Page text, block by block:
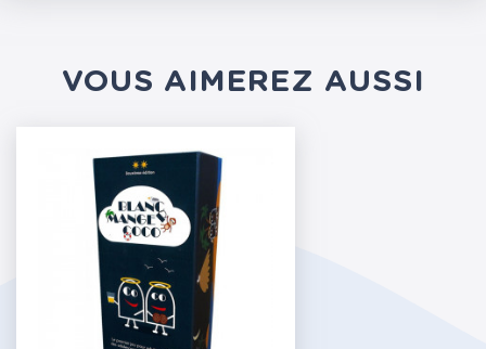
VOUS AIMEREZ AUSSI